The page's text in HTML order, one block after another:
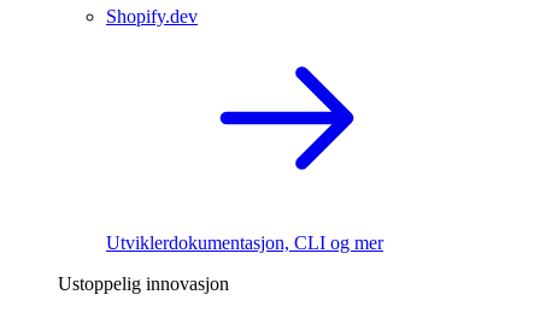
Shopify.dev
Utviklerdokumentasjon, CLI og mer
Ustoppelig innovasjon